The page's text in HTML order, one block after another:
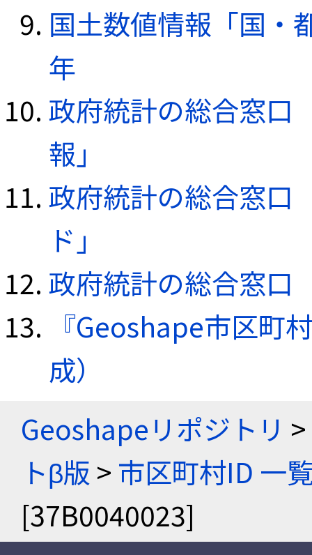
国土数値情報「国・
年
政府統計の総合窓口
報」
政府統計の総合窓口
ド」
政府統計の総合窓口
『Geoshape市区町
成）
Geoshapeリポジトリ >
トβ版 > 市区町村ID 一
[37B0040023]